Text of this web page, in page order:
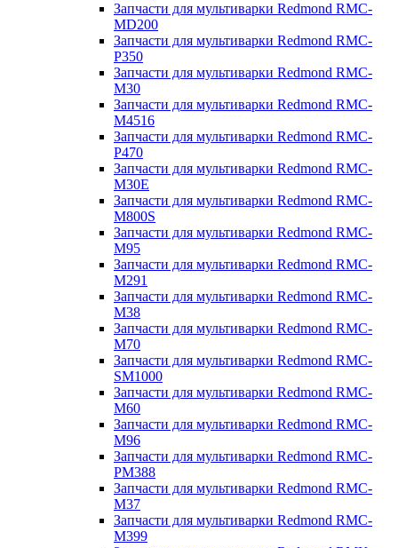
Запчасти для мультиварки Redmond RMC-
MD200
Запчасти для мультиварки Redmond RMC-
P350
Запчасти для мультиварки Redmond RMC-
M30
Запчасти для мультиварки Redmond RMC-
M4516
Запчасти для мультиварки Redmond RMC-
P470
Запчасти для мультиварки Redmond RMC-
M30E
Запчасти для мультиварки Redmond RMC-
M800S
Запчасти для мультиварки Redmond RMC-
M95
Запчасти для мультиварки Redmond RMC-
M291
Запчасти для мультиварки Redmond RMC-
M38
Запчасти для мультиварки Redmond RMC-
M70
Запчасти для мультиварки Redmond RMC-
SM1000
Запчасти для мультиварки Redmond RMC-
M60
Запчасти для мультиварки Redmond RMC-
M96
Запчасти для мультиварки Redmond RMC-
PM388
Запчасти для мультиварки Redmond RMC-
M37
Запчасти для мультиварки Redmond RMC-
M399